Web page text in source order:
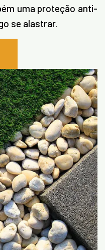
uma proteção anti-
se alastrar.